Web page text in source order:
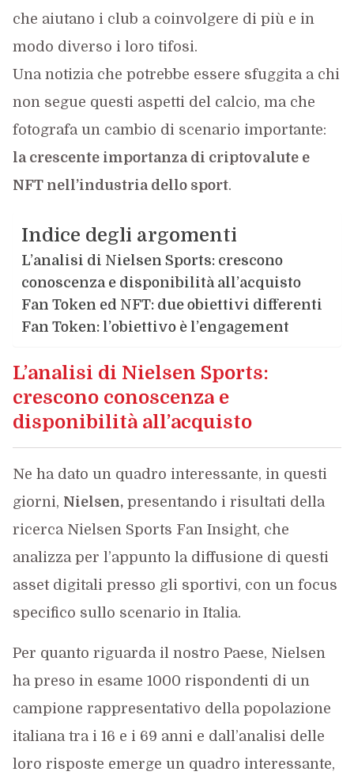
che aiutano i club a coinvolgere di più e in
modo diverso i loro tifosi.
Una notizia che potrebbe essere sfuggita a chi
non segue questi aspetti del calcio, ma che
fotografa un cambio di scenario importante:
la crescente importanza di criptovalute e
NFT nell’industria dello sport.
Indice degli argomenti
L’analisi di Nielsen Sports: crescono
conoscenza e disponibilità all’acquisto
Fan Token ed NFT: due obiettivi differenti
Fan Token: l’obiettivo è l’engagement
L’analisi di Nielsen Sports:
crescono conoscenza e
disponibilità all’acquisto
Ne ha dato un quadro interessante, in questi
giorni, Nielsen,presentando i risultati della
ricerca Nielsen Sports Fan Insight, che
analizza per l’appunto la diffusione di questi
asset digitali presso gli sportivi, con un focus
specifico sullo scenario in Italia.
Per quanto riguarda il nostro Paese, Nielsen
ha preso in esame 1000 rispondenti di un
campione rappresentativo della popolazione
italiana tra i 16 e i 69 anni e dall’analisi delle
loro risposte emerge un quadro interessante,